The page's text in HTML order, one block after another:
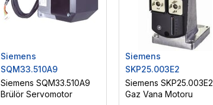
Siemens
SQM33.510A9
Siemens SQM33.510A9
Brülör Servomotor
Siemens
SKP25.003E2
Siemens SKP25.003E2
Gaz Vana Motoru